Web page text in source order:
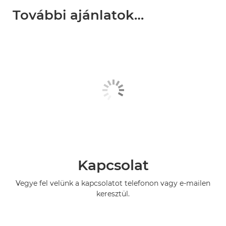
További ajánlatok…
Kapcsolat
Vegye fel velünk a kapcsolatot telefonon vagy e-mailen
keresztül.